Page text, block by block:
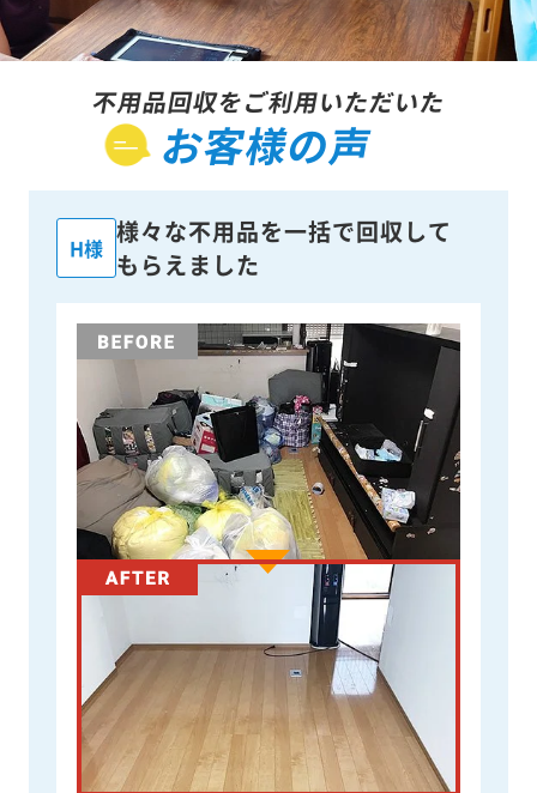
不用品回収をご利用いただいた
お客様の声
H様
様々な不用品を一括で回収して
もらえました